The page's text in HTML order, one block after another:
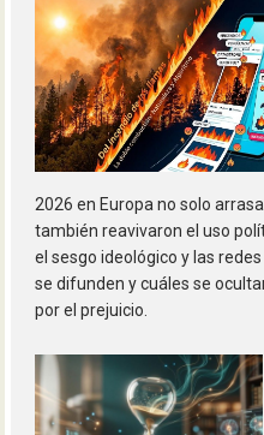
2026 en Europa no solo
también reavivaron el uso
el sesgo ideológico y las
se difunden y cuáles se
por el prejuicio.